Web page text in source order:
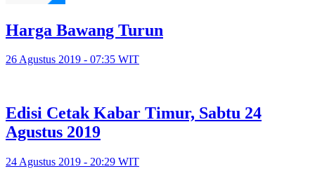
Harga Bawang Turun
26 Agustus 2019 - 07:35 WIT
Edisi Cetak Kabar Timur, Sabtu 24
Agustus 2019
24 Agustus 2019 - 20:29 WIT